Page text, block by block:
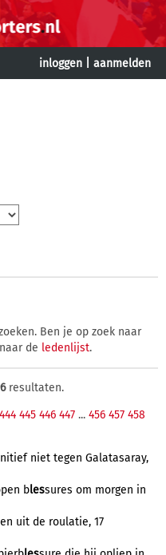
inloggen aanmelden
Ben je op zoek naar
de ledenlijst.
resultaten.
444 445 446 447 ... 456 457 458
niet tegen Galatasaray,
blessures om morgen in
uit de roulatie, 17